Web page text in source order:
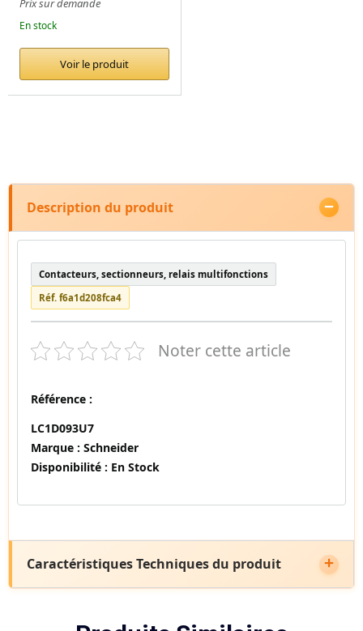
En stock
Voir le produit
Description du produit
Contacteurs, sectionneurs, relais multifonctions
Réf. f6a1d208fca4
Noter cette article
Référence :
LC1D093U7
Marque : Schneider
Disponibilité : En Stock
Caractéristiques Techniques du produit